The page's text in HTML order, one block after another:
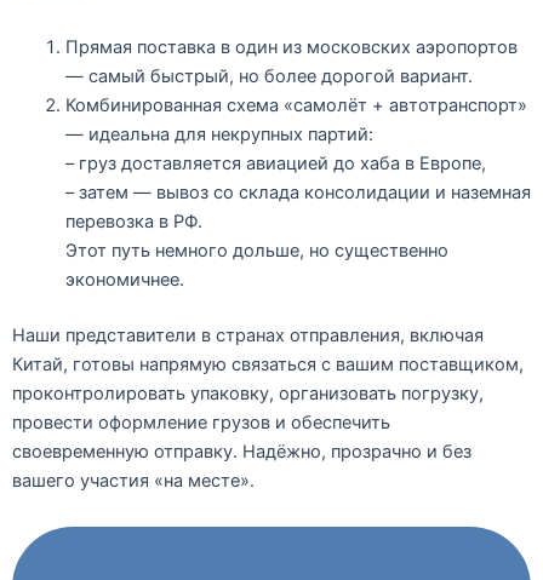
Прямая поставка в один из московских аэропортов
— самый быстрый, но более дорогой вариант.
Комбинированная схема «самолёт + автотранспорт»
— идеальна для некрупных партий:
– груз доставляется авиацией до хаба в Европе,
– затем — вывоз со склада консолидации и наземная
перевозка в РФ.
Этот путь немного дольше, но существенно
экономичнее.
Наши представители в странах отправления, включая
Китай, готовы напрямую связаться с вашим поставщиком,
проконтролировать упаковку, организовать погрузку,
провести оформление грузов и обеспечить
своевременную отправку. Надёжно, прозрачно и без
вашего участия «на месте».